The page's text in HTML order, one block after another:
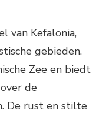
van Kefalonia,
gebieden.
Zee en biedt
de
De rust en stilte